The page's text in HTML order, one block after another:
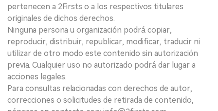
pertenecen a 2Firsts o a los respectivos titulares
originales de dichos derechos.
Ninguna persona u organización podrá copiar,
reproducir, distribuir, republicar, modificar, traducir ni
utilizar de otro modo este contenido sin autorización
previa. Cualquier uso no autorizado podrá dar lugar a
acciones legales.
Para consultas relacionadas con derechos de autor,
correcciones o solicitudes de retirada de contenido,